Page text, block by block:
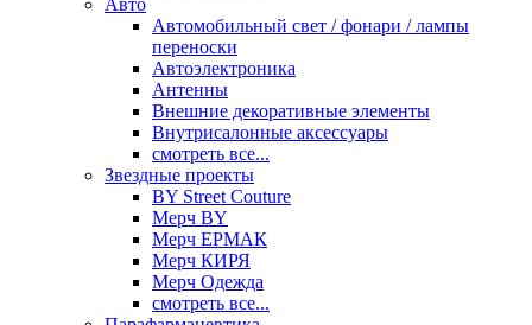
Авто
Автомобильный свет / фонари / лампы
переноски
Автоэлектроника
Антенны
Внешние декоративные элементы
Внутрисалонные аксессуары
смотреть все...
Звездные проекты
BY Street Couture
Мерч BY
Мерч ЕРМАК
Мерч КИРЯ
Мерч Одежда
смотреть все...